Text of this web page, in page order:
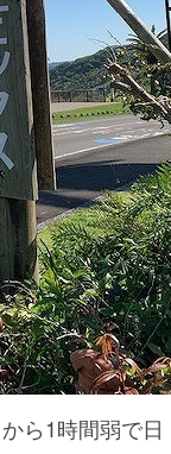
ら1時間弱で日